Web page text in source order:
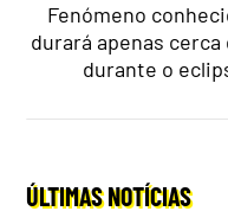
Fenómeno
durará apenas
durante o
ÚLTIMAS NOTÍCIAS